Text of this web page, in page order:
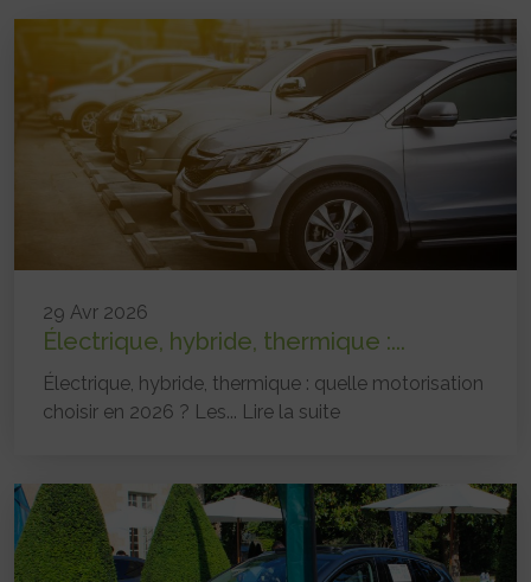
29 Avr 2026
Électrique, hybride, thermique :...
Électrique, hybride, thermique : quelle motorisation
choisir en 2026 ? Les... Lire la suite